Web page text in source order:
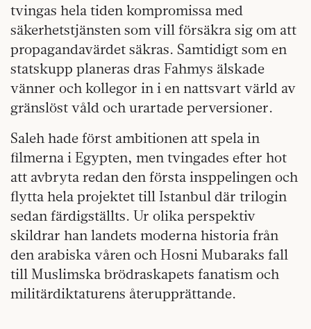
tvingas hela tiden kompromissa med
säkerhetstjänsten som vill försäkra sig om att
propagandavärdet säkras. Samtidigt som en
statskupp planeras dras Fahmys älskade
vänner och kollegor in i en nattsvart värld av
gränslöst våld och urartade perversioner.
Saleh hade först ambitionen att spela in
filmerna i Egypten, men tvingades efter hot
att avbryta redan den första insppelingen och
flytta hela projektet till Istanbul där trilogin
sedan färdigställts. Ur olika perspektiv
skildrar han landets moderna historia från
den arabiska våren och Hosni Mubaraks fall
till Muslimska brödraskapets fanatism och
militärdiktaturens återupprättande.